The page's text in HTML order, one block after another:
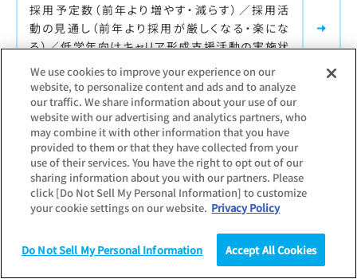
統計（データ） コラム
採用予定数（前年より増やす・減らす）／採用活
動の見通し（前年より採用が厳しくなる・楽にな
る）／低学年向けキャリア形成支援活動の実施状
況
最新調査更新日：2026.07.22
調査対象：
企業
企業新卒採用活動調査
採用選考開始後に行う状況把握に関する調査
応募状況の前年比較／個別企業セミナー参加者
の選考参加率前年比較／内々定辞退率／内々定
We use cookies to improve your experience on our
website, to personalize content and ads and to analyze
our traffic. We share information about your use of our
website with our advertising and analytics partners, who
may combine it with other information that you have
provided to them or that they have collected from your
use of their services. You have the right to opt out of our
sharing information about you with our partners. Please
click [Do Not Sell My Personal Information] to customize
your cookie settings on our website. Privacy Policy
Do Not Sell My Personal Information Accept All Cookies